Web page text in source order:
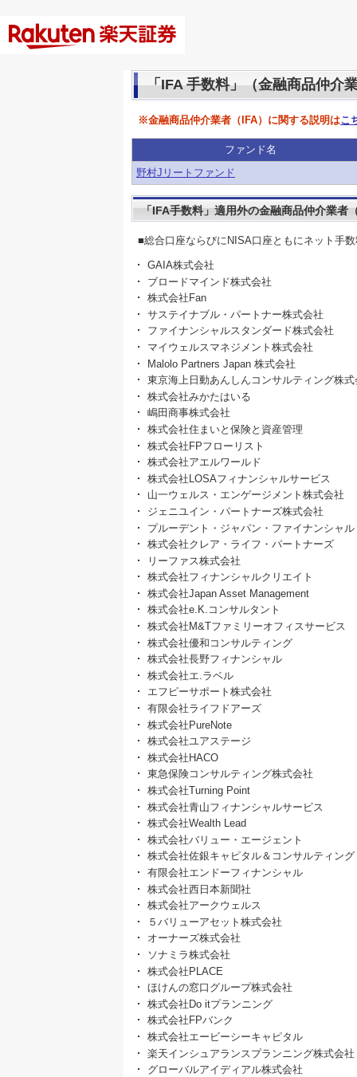
「IFA 手数料」（金融商品仲介
※金融商品仲介業者（IFA）に関する説明はこ
ファンド名
野村Jリートファンド
「IFA手数料」適用外の金融商品仲介業者
■総合口座ならびにNISA口座ともにネット手
GAIA株式会社
ブロードマインド株式会社
株式会社Fan
サステイナブル・パートナー株式会社
ファイナンシャルスタンダード株式会社
マイウェルスマネジメント株式会社
Malolo Partners Japan 株式会社
東京海上日動あんしんコンサルティング株式
株式会社みかたはいる
嶋田商事株式会社
株式会社住まいと保険と資産管理
株式会社FPフローリスト
株式会社アエルワールド
株式会社LOSAフィナンシャルサービス
山一ウェルス・エンゲージメント株式会社
ジェニユイン・パートナーズ株式会社
プルーデント・ジャパン・ファイナンシャ
株式会社クレア・ライフ・パートナーズ
リーファス株式会社
株式会社フィナンシャルクリエイト
株式会社Japan Asset Management
株式会社e.K.コンサルタント
株式会社M&Tファミリーオフィスサービス
株式会社優和コンサルティング
株式会社長野フィナンシャル
株式会社エ.ラベル
エフピーサポート株式会社
有限会社ライフドアーズ
株式会社PureNote
株式会社ユアステージ
株式会社HACO
東急保険コンサルティング株式会社
株式会社Turning Point
株式会社青山フィナンシャルサービス
株式会社Wealth Lead
株式会社バリュー・エージェント
株式会社佐銀キャピタル＆コンサルティング
有限会社エンドーフィナンシャル
株式会社西日本新聞社
株式会社アークウェルス
５バリューアセット株式会社
オーナーズ株式会社
ソナミラ株式会社
株式会社PLACE
ほけんの窓口グループ株式会社
株式会社Do itプランニング
株式会社FPバンク
株式会社エービーシーキャピタル
楽天インシュアランスプランニング株式会社
グローバルアイディアル株式会社